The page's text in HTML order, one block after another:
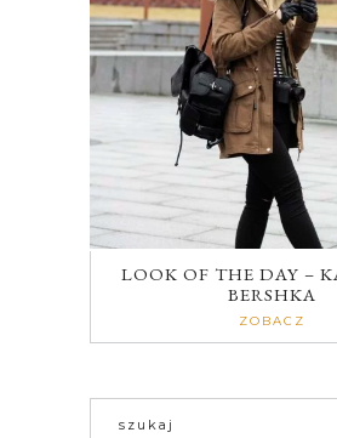
LOOK OF THE DAY –
BERSHKA
ZOBACZ